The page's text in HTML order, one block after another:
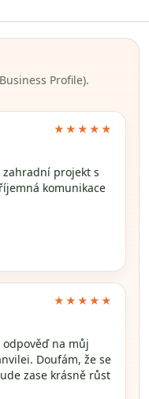
Profile).
★★★★★
zahradní projekt s
komunikace
★★★★★
na můj
Doufám, že se
zase krásně růst